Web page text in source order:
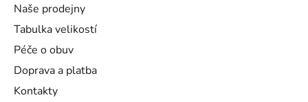
Naše prodejny
Tabulka velikostí
Péče o obuv
Doprava a platba
Kontakty